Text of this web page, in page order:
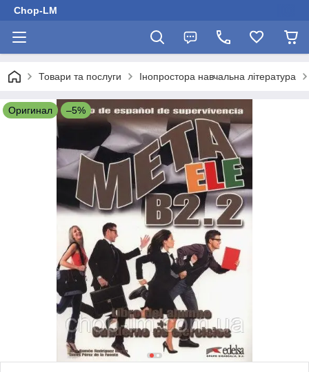
Chop-LM
Товари та послуги Інопростора навчальна література
Оригинал –5%